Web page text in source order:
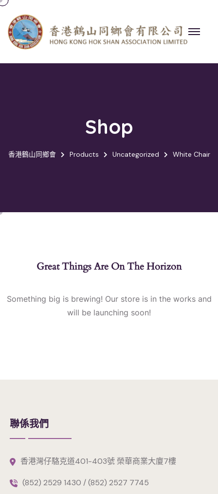
Shop
香港鶴山同鄉會 Products Uncategorized White Chair
Great Things Are On The Horizon
Something big is brewing! Our store is in the works and
will be launching soon!
聯係我們
香港灣仔駱克道401-403號 榮華商業大廈7樓
(852) 2529 1430 / (852) 2527 7745